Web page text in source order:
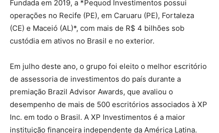
Fundada em 2019, a *Pequod Investimentos possui
operações no Recife (PE), em Caruaru (PE), Fortaleza
(CE) e Maceió (AL)*, com mais de R$ 4 bilhões sob
custódia em ativos no Brasil e no exterior.
Em julho deste ano, o grupo foi eleito o melhor escritório
de assessoria de investimentos do país durante a
premiação Brazil Advisor Awards, que avaliou o
desempenho de mais de 500 escritórios associados à XP
Inc. em todo o Brasil. A XP Investimentos é a maior
instituição financeira independente da América Latina.